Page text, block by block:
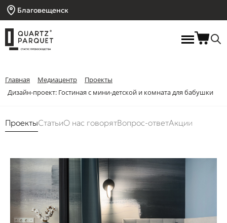
Благовещенск
Главная Медиацентр
Проекты
Дизайн-проект: Гостиная с мини-детской и комната для бабушки
ПроектыСтатьиО нас говорятВопрос-ответАкции